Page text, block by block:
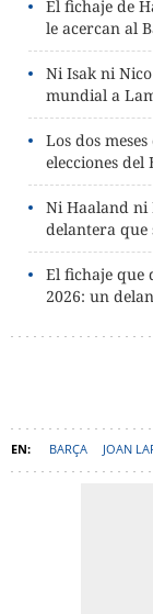
El fichaje de
le acercan al
Ni Isak ni
mundial a
Los dos
elecciones
Ni Haaland ni
delantera que
El fichaje que
2026: un
BARÇA JOAN